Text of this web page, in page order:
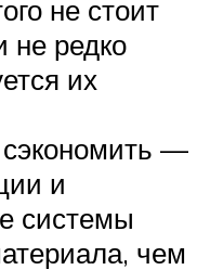
не стоит
не редко
их
—
и
системы
чем